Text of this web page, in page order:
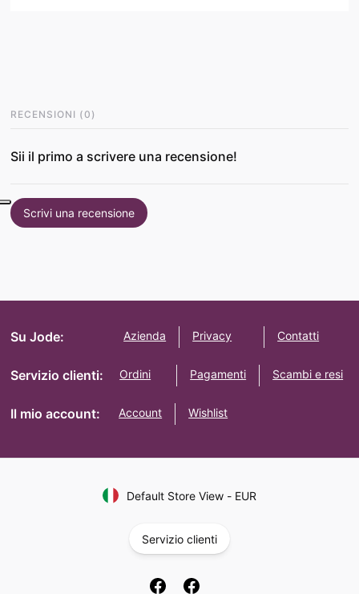
RECENSIONI (0 )
Sii il primo a scrivere una recensione!
Scrivi una recensione
Su Jode: Azienda Privacy Contatti
Servizio clienti: Ordini Pagamenti Scambi e resi
Il mio account: Account Wishlist
Default Store View- EUR
Servizio clienti